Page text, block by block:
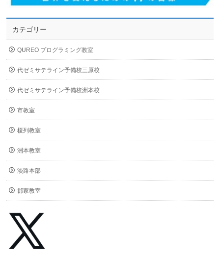
カテゴリー
QUREO プログラミング教室
代ゼミサテライン予備校三原校
代ゼミサテライン予備校洲本校
市教室
榎列教室
洲本教室
淡路本部
郡家教室